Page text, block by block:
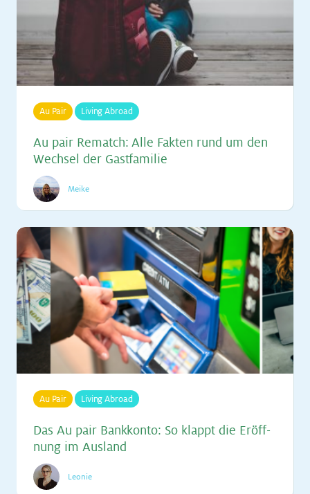
Au Pair Living Abroad
Au pair Re­match: Alle Fak­ten rund um den
Wech­sel der Gast­fa­mi­lie
Meike
Au Pair Living Abroad
Das Au pair Bank­kon­to: So klappt die Er­öff­
nung im Aus­land
Leonie